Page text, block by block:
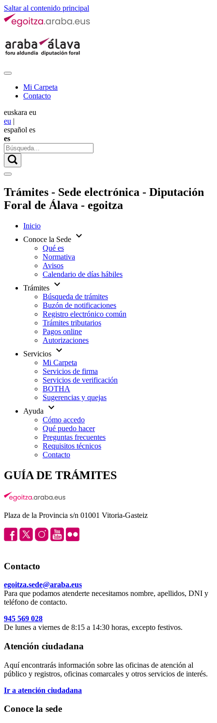
Saltar al contenido principal
Mi Carpeta
Contacto
euskara eu
eu |
español es
es
Trámites - Sede electrónica - Diputación
Foral de Álava - egoitza
Inicio
Conoce la Sede expand_more
Qué es
Normativa
Avisos
Calendario de días hábiles
Trámites expand_more
Búsqueda de trámites
Buzón de notificaciones
Registro electrónico común
Trámites tributarios
Pagos online
Autorizaciones
Servicios expand_more
Mi Carpeta
Servicios de firma
Servicios de verificación
BOTHA
Sugerencias y quejas
Ayuda
expand_more
Cómo accedo
Qué puedo hacer
Preguntas frecuentes
Requisitos técnicos
Contacto
GUÍA DE TRÁMITES
Plaza de la Provincia s/n 01001 Vitoria-Gasteiz
Contacto
egoitza.sede@araba.eus
Para que podamos atenderte necesitamos nombre, apellidos, DNI y
teléfono de contacto.
945 569 028
De lunes a viernes de 8:15 a 14:30 horas, excepto festivos.
Atención ciudadana
Aquí encontrarás información sobre las oficinas de atención al
público y registros, oficinas comarcales y otros servicios de interés.
Ir a atención ciudadana
Conoce la sede